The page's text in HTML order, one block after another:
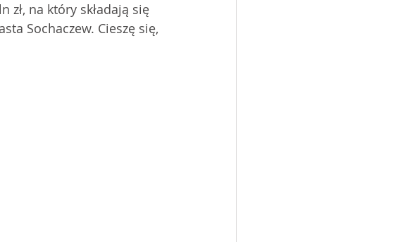
zł, na który składają się
Sochaczew. Cieszę się,